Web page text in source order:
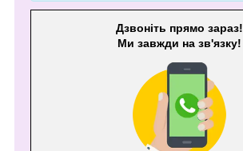
Дзвоніть прямо зараз!
Ми завжди на зв'язку!